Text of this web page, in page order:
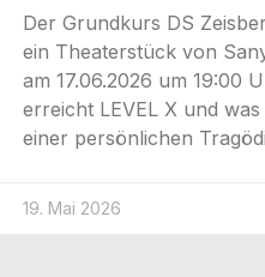
Der Grund­kurs DS
ein Thea­ter­stück von
am 17.06.2026 um 19:00
erreicht LEVEL X und
einer per­sön­li­chen
19. Mai 2026